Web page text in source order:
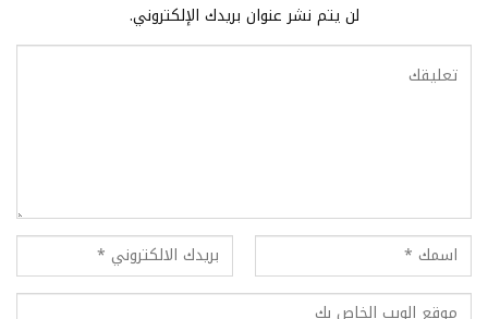
لن يتم نشر عنوان بريدك الإلكتروني.